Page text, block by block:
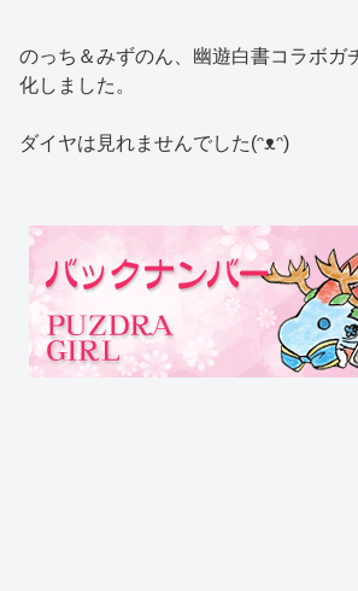
のっち＆みずのん、幽遊白書コラボガ
化しました。
ダイヤは見れませんでした(ᵔᴥᵔ)